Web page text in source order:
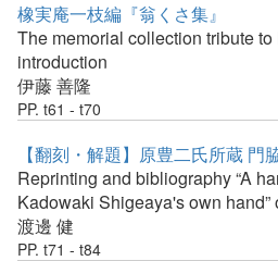
橡実庵一枝編『翁くさ集』
The memorial collection tribute to
introduction
伊藤 善隆
PP. t61 - t70
【翻刻・解題】原豊二氏所蔵 門
Reprinting and bibliography “A
Kadowaki Shigeaya's own
渡邊 健
PP. t71 - t84